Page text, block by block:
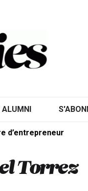
ALUMNI
d’entrepreneur
Torrez